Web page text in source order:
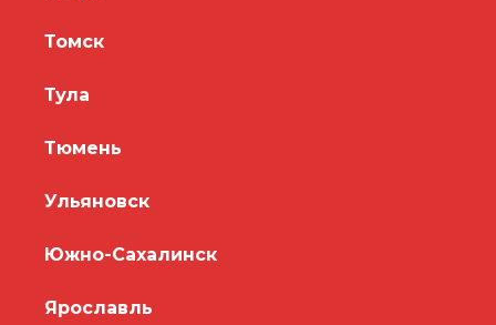
Томск
Тула
Тюмень
Ульяновск
Южно-Сахалинск
Ярославль